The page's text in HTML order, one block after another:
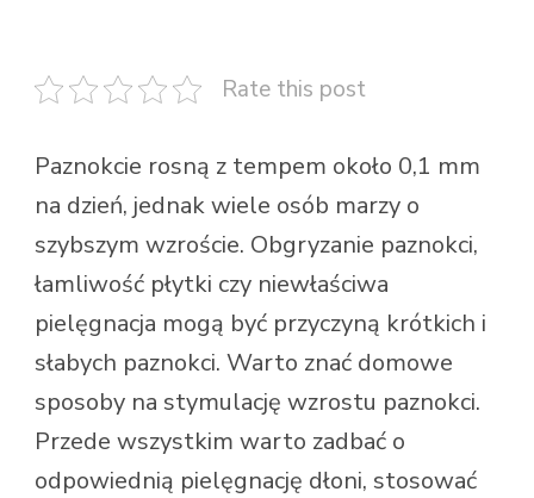
Rate this post
Paznokcie rosną z tempem około 0,1 mm
na dzień, jednak wiele osób marzy o
szybszym wzroście. Obgryzanie paznokci,
łamliwość płytki czy niewłaściwa
pielęgnacja mogą być przyczyną krótkich i
słabych paznokci. Warto znać domowe
sposoby na stymulację wzrostu paznokci.
Przede wszystkim warto zadbać o
odpowiednią pielęgnację dłoni, stosować